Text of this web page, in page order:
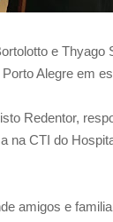
e Thyago
Alegre em
Redentor,
CTI do
amigos e